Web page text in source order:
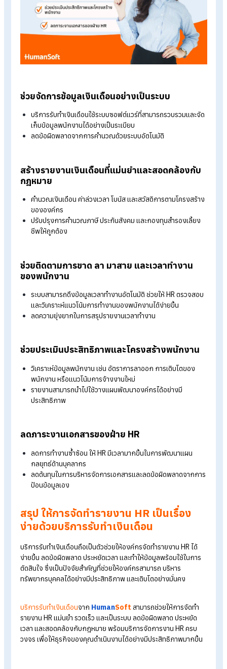
สอดคล้องกับกฎหมายแรงงาน และข้อมูลกระจัดกระจาย ทำให้ยา
ต่อการวิเคราะห์และสรุปรายงาน
ปัจจุบันบริการรับทำเงินเดือน
เข้ามามีบทบาทสำคัญในการช่วยอง
ช่วยจัดการข้อมูลเงินเดือนอย่างเป็นระบบ
ลดข้อผิดพลาดจากการคำนวณด้วยระบบอัตโนมัติ
สร้างรายงานเงินเดือนที่แม่นยำและสอดคล้องกั
กฎหมาย
ขององค์กร
ปรับปรุงการคำนวณภาษี ประกันสังคม และกองทุนสำรองเลี้ย
ชีพให้ถูกต้อง
ของพนักงาน
ระบบสามารถดึงข้อมูลเวลาทำงานอัตโนมัติ ช่วยให้ HR ตรวจส
และวิเคราะห์แนวโน้มการทำงานของพนักงานได้ง่ายขึ้น
ลดความยุ่งยากในการสรุปรายงานเวลาทำงาน
วิเคราะห์ข้อมูลพนักงาน เช่น อัตราการลาออก การเติบโตของ
พนักงาน หรือแนวโน้มการจ้างงานใหม่
รายงานสามารถนำไปใช้วางแผนพัฒนาองค์กรได้อย่างมี